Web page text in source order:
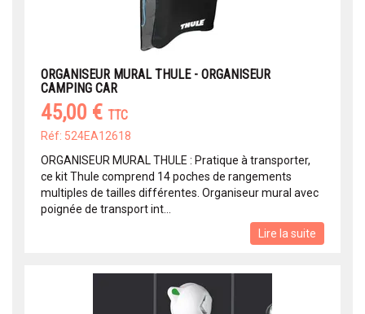
ORGANISEUR MURAL THULE - ORGANISEUR
CAMPING CAR
45,00 € TTC
Réf: 524EA12618
ORGANISEUR MURAL THULE : Pratique à transporter,
ce kit Thule comprend 14 poches de rangements
multiples de tailles différentes. Organiseur mural avec
poignée de transport int...
Lire la suite